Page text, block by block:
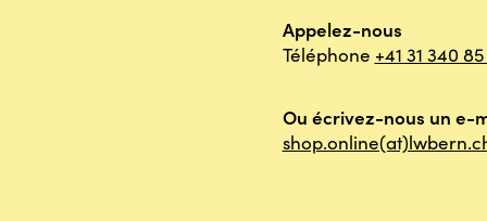
Appelez-nous
Téléphone +41 31 340
Ou écrivez-nous un e-